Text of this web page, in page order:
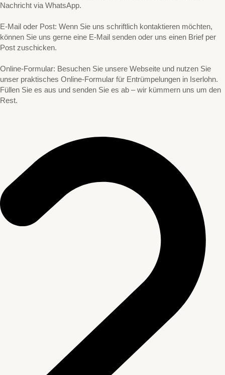
Nachricht via WhatsApp.
E-Mail oder Post: Wenn Sie uns schriftlich kontaktieren möchten,
können Sie uns gerne eine E-Mail senden oder uns einen Brief per
Post zuschicken.
Online-Formular: Besuchen Sie unsere Webseite und nutzen Sie
unser praktisches Online-Formular für Entrümpelungen in Iserlohn.
Füllen Sie es aus und senden Sie es ab – wir kümmern uns um den
Rest.